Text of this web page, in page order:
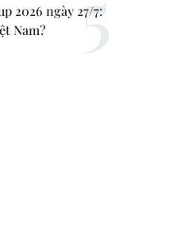
2026 ngày 27/7:
Nam?